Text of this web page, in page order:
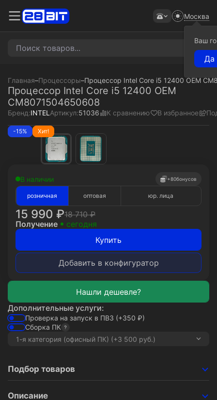
Москва
Ваш
Главная–Процессоры–Процессор Intel Core i5 12400 OEM
Процессор Intel Core i5 12400 OEM
CM8071504650608
Бренд:INTEL Артикул:51036 К сравнению В избранное
-15% Хит!
В наличии +80бонусов
розничная оптовая юр. лица
18 710₽
15 990 ₽
Получение
сегодня
Купить
Добавить в конфигуратор
Дополнительные услуги:
Проверка на запуск в ПВЗ (+350 ₽)
Сборка ПК
Подбор товаров
Описание